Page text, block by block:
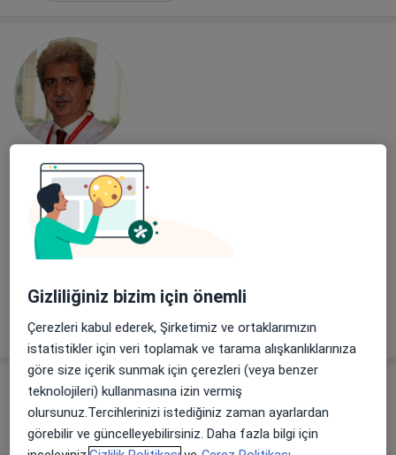
Uzm. Dr. Ömer Özdemir
İç hastalıkları
Memorial Ataşehir Hastanesi
Randevu talep et
Gizliliğiniz bizim için önemli
Çerezleri kabul ederek, Şirketimiz ve ortaklarımızın
istatistikler için veri toplamak ve tarama alışkanlıklarınıza
göre size içerik sunmak için çerezleri (veya benzer
teknolojileri) kullanmasına izin vermiş
olursunuz.Tercihlerinizi istediğiniz zaman ayarlardan
görebilir ve güncelleyebilirsiniz. Daha fazla bilgi için